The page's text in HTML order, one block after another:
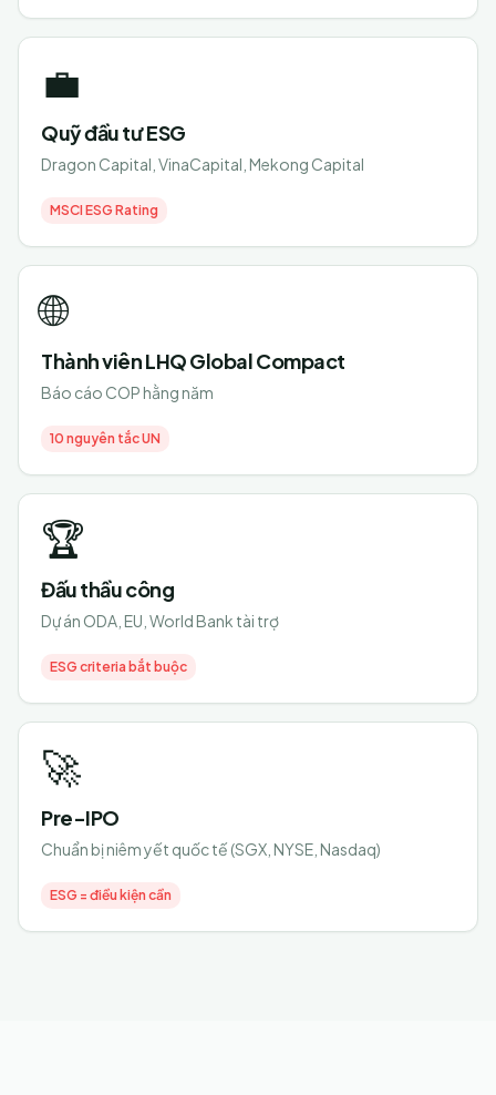
💼
Quỹ đầu tư ESG
Dragon Capital, VinaCapital, Mekong Capital
MSCI ESG Rating
🌐
Thành viên LHQ Global Compact
Báo cáo COP hằng năm
10 nguyên tắc UN
🏆
Đấu thầu công
Dự án ODA, EU, World Bank tài trợ
ESG criteria bắt buộc
🚀
Pre-IPO
Chuẩn bị niêm yết quốc tế (SGX, NYSE, Nasdaq)
ESG = điều kiện cần